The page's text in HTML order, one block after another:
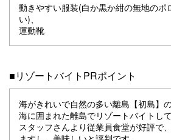
動きやすい服装(白か黒か紺の無地のポ
い)、
運動靴
■リゾートバイトPRポイント
海がきれいで自然の多い離島【初島】の
海に囲まれた離島でリゾートバイトし
スタッフさんより従業員食堂が好評で